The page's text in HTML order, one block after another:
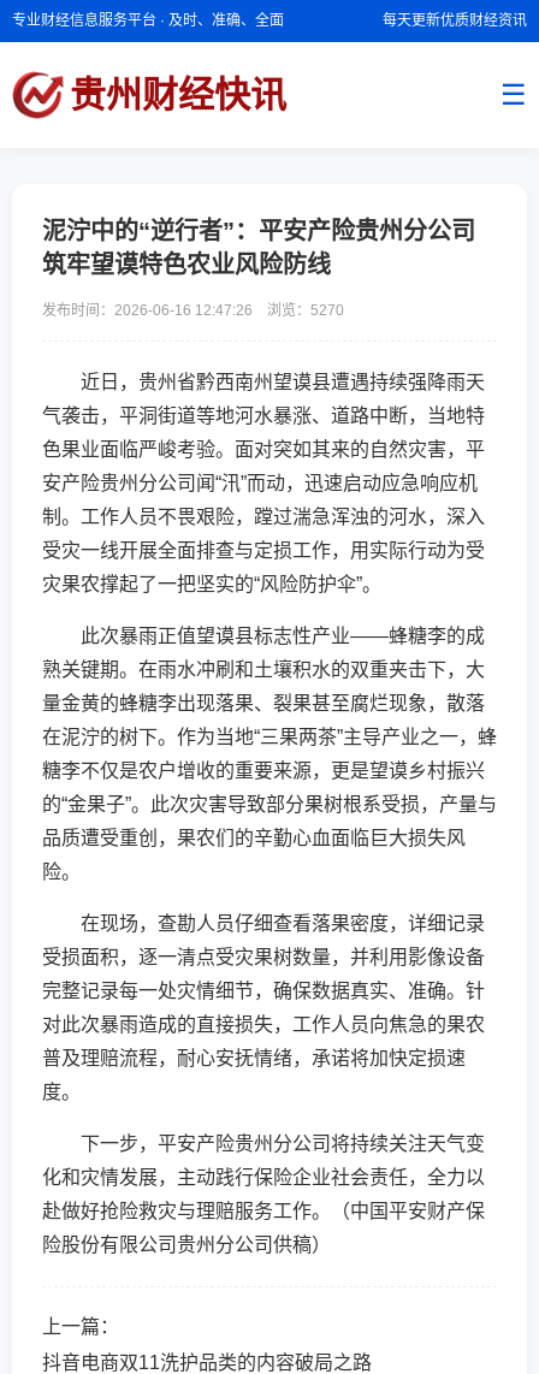
专业财经信息服务平台 · 及时、准确、全面 每天更新优质财经资讯
贵州财经快讯 ☰
泥泞中的“逆行者”：平安产险贵州分公司
筑牢望谟特色农业风险防线
发布时间：2026-06-16 12:47:26 浏览： 5270
近日，贵州省黔西南州望谟县遭遇持续强降雨天
气袭击，平洞街道等地河水暴涨、道路中断，当地特
色果业面临严峻考验。面对突如其来的自然灾害，平
安产险贵州分公司闻“汛”而动，迅速启动应急响应机
制。工作人员不畏艰险，蹚过湍急浑浊的河水，深入
受灾一线开展全面排查与定损工作，用实际行动为受
灾果农撑起了一把坚实的“风险防护伞”。
此次暴雨正值望谟县标志性产业——蜂糖李的成
熟关键期。在雨水冲刷和土壤积水的双重夹击下，大
量金黄的蜂糖李出现落果、裂果甚至腐烂现象，散落
在泥泞的树下。作为当地“三果两茶”主导产业之一，蜂
糖李不仅是农户增收的重要来源，更是望谟乡村振兴
的“金果子”。此次灾害导致部分果树根系受损，产量与
品质遭受重创，果农们的辛勤心血面临巨大损失风
险。
在现场，查勘人员仔细查看落果密度，详细记录
受损面积，逐一清点受灾果树数量，并利用影像设备
完整记录每一处灾情细节，确保数据真实、准确。针
对此次暴雨造成的直接损失，工作人员向焦急的果农
普及理赔流程，耐心安抚情绪，承诺将加快定损速
度。
下一步，平安产险贵州分公司将持续关注天气变
化和灾情发展，主动践行保险企业社会责任，全力以
赴做好抢险救灾与理赔服务工作。（中国平安财产保
险股份有限公司贵州分公司供稿）
上一篇：
抖音电商双11洗护品类的内容破局之路